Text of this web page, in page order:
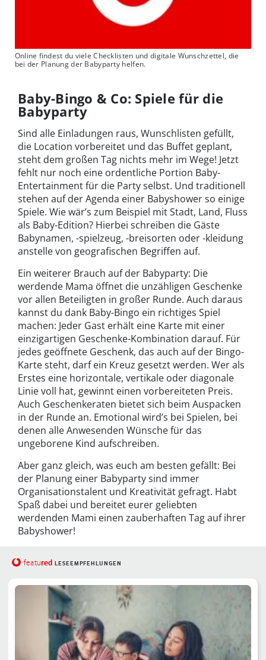
Online findest du viele Checklisten und digitale Wunschzettel, die
bei der Planung der Babyparty helfen.
Baby-Bingo & Co: Spiele für die
Babyparty
Sind alle Einladungen raus, Wunschlisten gefüllt,
die Location vorbereitet und das Buffet geplant,
steht dem großen Tag nichts mehr im Wege! Jetzt
fehlt nur noch eine ordentliche Portion Baby-
Entertainment für die Party selbst. Und traditionell
stehen auf der Agenda einer Babyshower so einige
Spiele. Wie wär’s zum Beispiel mit Stadt, Land, Fluss
als Baby-Edition? Hierbei schreiben die Gäste
Babynamen, -spielzeug, -breisorten oder -kleidung
anstelle von geografischen Begriffen auf.
Ein weiterer Brauch auf der Babyparty: Die
werdende Mama öffnet die unzähligen Geschenke
vor allen Beteiligten in großer Runde. Auch daraus
kannst du dank Baby-Bingo ein richtiges Spiel
machen: Jeder Gast erhält eine Karte mit einer
einzigartigen Geschenke-Kombination darauf. Für
jedes geöffnete Geschenk, das auch auf der Bingo-
Karte steht, darf ein Kreuz gesetzt werden. Wer als
Erstes eine horizontale, vertikale oder diagonale
Linie voll hat, gewinnt einen vorbereiteten Preis.
Auch Geschenkeraten bietet sich beim Auspacken
in der Runde an. Emotional wird’s bei Spielen, bei
denen alle Anwesenden Wünsche für das
ungeborene Kind aufschreiben.
Aber ganz gleich, was euch am besten gefällt: Bei
der Planung einer Babyparty sind immer
Organisationstalent und Kreativität gefragt. Habt
Spaß dabei und bereitet eurer geliebten
werdenden Mami einen zauberhaften Tag auf ihrer
Babyshower!
featured LESEEMPFEHLUNGEN